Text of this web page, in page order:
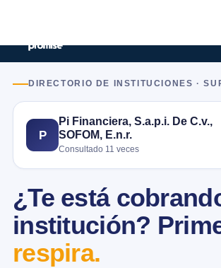
DIRECTORIO DE INSTITUCIONES ·
P
Pi Financiera, S.a.p.i. De C.v.,
SOFOM, E.n.r.
Consultado 11 veces
¿Te está
institución?
respira.